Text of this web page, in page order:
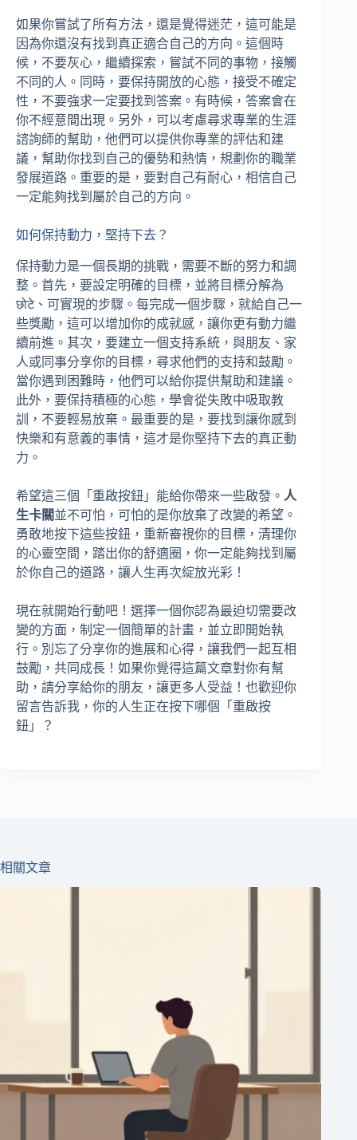
如果你嘗試了所有方法，還是覺得迷茫，這可能是
因為你還沒有找到真正適合自己的方向。這個時
候，不要灰心，繼續探索，嘗試不同的事物，接觸
不同的人。同時，要保持開放的心態，接受不確定
性，不要強求一定要找到答案。有時候，答案會在
你不經意間出現。另外，可以考慮尋求專業的生涯
諮詢師的幫助，他們可以提供你專業的評估和建
議，幫助你找到自己的優勢和熱情，規劃你的職業
發展道路。重要的是，要對自己有耐心，相信自己
一定能夠找到屬於自己的方向。
如何保持動力，堅持下去？
保持動力是一個長期的挑戰，需要不斷的努力和調
整。首先，要設定明確的目標，並將目標分解為
छोटे、可實現的步驟。每完成一個步驟，就給自己一
些獎勵，這可以增加你的成就感，讓你更有動力繼
續前進。其次，要建立一個支持系統，與朋友、家
人或同事分享你的目標，尋求他們的支持和鼓勵。
當你遇到困難時，他們可以給你提供幫助和建議。
此外，要保持積極的心態，學會從失敗中吸取教
訓，不要輕易放棄。最重要的是，要找到讓你感到
快樂和有意義的事情，這才是你堅持下去的真正動
力。
希望這三個「重啟按鈕」能給你帶來一些啟發。 人
生卡關並不可怕，可怕的是你放棄了改變的希望。
勇敢地按下這些按鈕，重新審視你的目標，清理你
的心靈空間，踏出你的舒適圈，你一定能夠找到屬
於你自己的道路，讓人生再次綻放光彩！
現在就開始行動吧！選擇一個你認為最迫切需要改
變的方面，制定一個簡單的計畫，並立即開始執
行。別忘了分享你的進展和心得，讓我們一起互相
鼓勵，共同成長！如果你覺得這篇文章對你有幫
助，請分享給你的朋友，讓更多人受益！也歡迎你
留言告訴我，你的人生正在按下哪個「重啟按
鈕」？
相關文章